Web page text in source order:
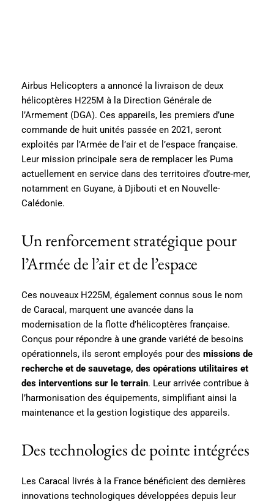
Airbus Helicopters a annoncé la livraison de deux
hélicoptères H225M à la Direction Générale de
l’Armement (DGA). Ces appareils, les premiers d’une
commande de huit unités passée en 2021, seront
exploités par l’Armée de l’air et de l’espace française.
Leur mission principale sera de remplacer les Puma
actuellement en service dans des territoires d’outre-mer,
notamment en Guyane, à Djibouti et en Nouvelle-
Calédonie.
Un renforcement stratégique pour
l’Armée de l’air et de l’espace
Ces nouveaux H225M, également connus sous le nom
de Caracal, marquent une avancée dans la
modernisation de la flotte d’hélicoptères française.
Conçus pour répondre à une grande variété de besoins
opérationnels, ils seront employés pour des missions de
recherche et de sauvetage, des opérations utilitaires et
des interventions sur le terrain. Leur arrivée contribue à
l’harmonisation des équipements, simplifiant ainsi la
maintenance et la gestion logistique des appareils.
Des technologies de pointe intégrées
Les Caracal livrés à la France bénéficient des dernières
innovations technologiques développées depuis leur